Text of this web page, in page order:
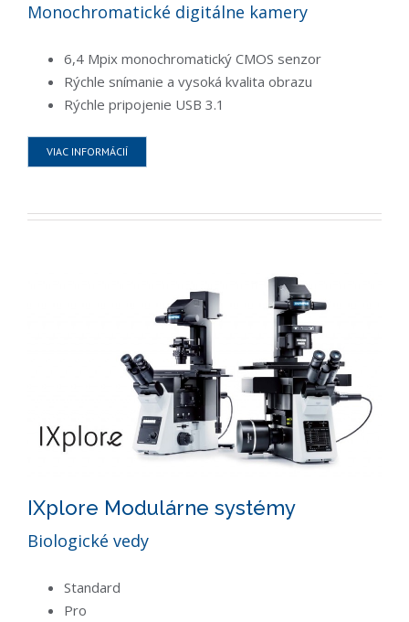
Monochromatické digitálne kamery
6,4 Mpix monochromatický CMOS senzor
Rýchle snímanie a vysoká kvalita obrazu
Rýchle pripojenie USB 3.1
VIAC INFORMÁCIÍ
IXplore Modulárne systémy
Biologické vedy
Standard
Pro